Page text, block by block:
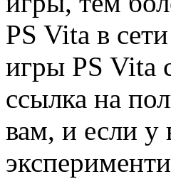
PS Vita в
игры PS Vita
ссылка на
вам, и если у